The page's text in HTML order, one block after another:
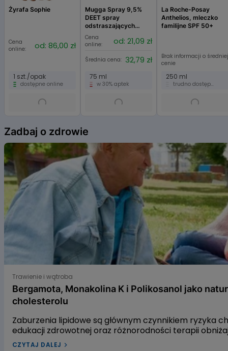
Żyrafa Sophie
Cena
online:
od: 86,00 zł
1 szt./opak
dostępne online
Mugga Spray 9,5%
DEET spray
odstraszających
komary, kleszcze i
inne insekty
Cena
online:
od: 21,09 zł
Średnia cena: 32,79 zł
75 ml
w 30% aptek
La Roche-Posay
Anthelios, mleczko
familijne SPF 50+
Brak informacji o średniej
cenie
250 ml
trudno dostępne
1
of
6
Zadbaj o zdrowie
Trawienie i wątroba
Bergamota, Monakolina K i Polikosanol jako
cholesterolu
Zaburzenia lipidowe są głównym czynnikiem ryzyka
edukacji zdrowotnej oraz różnorodności terapii
leczenia dyslipidemii w Polsce pozostaje
CZYTAJ DALEJ